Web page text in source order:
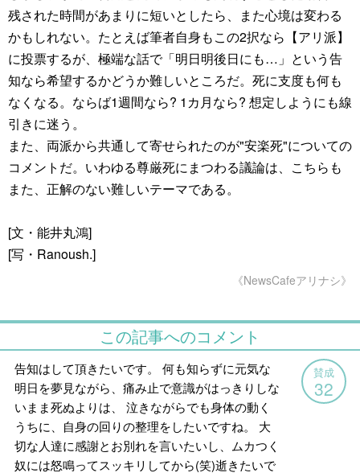
残された時間があまりに短いとしたら、また心境は変わる
かもしれない。たとえば筆者自身もこの2択なら【アリ派】
に投票するが、極端な話で「明日明後日にも…」という告
知なら希望するかどうか難しいところだ。死に支度も何も
なくなる。ならば1週間なら? 1カ月なら? 想定しようにも線
引きに迷う。
また、両派から共通して寄せられたのが"安楽死"についての
コメントだ。いわゆる尊厳死にまつわる議論は、こちらも
また、正解のない難しいテーマである。
[文・能井丸鴻]
[写・Ranoush.]
《NewsCafeアリナシ》